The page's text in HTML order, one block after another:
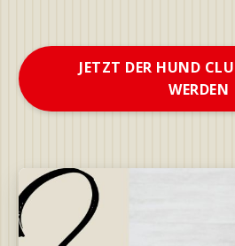
JETZT DER HUND
WERDEN